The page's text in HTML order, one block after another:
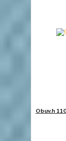
Obuv.h